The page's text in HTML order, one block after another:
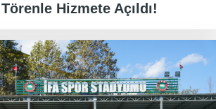
Hizmete Açıldı!